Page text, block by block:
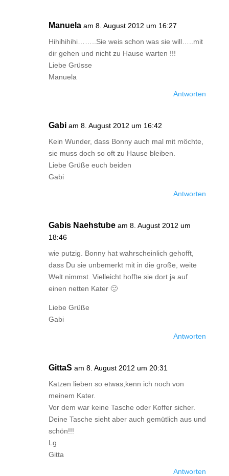
Manuela am 8. August 2012 um 16:27
Hihihihihi……..Sie weis schon was sie will…..mit
dir gehen und nicht zu Hause warten !!!
Liebe Grüsse
Manuela
Antworten
Gabi am 8. August 2012 um 16:42
Kein Wunder, dass Bonny auch mal mit möchte,
sie muss doch so oft zu Hause bleiben.
Liebe Grüße euch beiden
Gabi
Antworten
Gabis Naehstube am 8. August 2012 um
18:46
wie putzig. Bonny hat wahrscheinlich gehofft,
dass Du sie unbemerkt mit in die große, weite
Welt nimmst. Vielleicht hoffte sie dort ja auf
einen netten Kater 🙂
Liebe Grüße
Gabi
Antworten
GittaS am 8. August 2012 um 20:31
Katzen lieben so etwas,kenn ich noch von
meinem Kater.
Vor dem war keine Tasche oder Koffer sicher.
Deine Tasche sieht aber auch gemütlich aus und
schön!!!
Lg
Gitta
Antworten